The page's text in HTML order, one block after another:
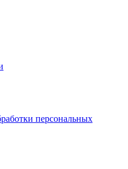
персональных